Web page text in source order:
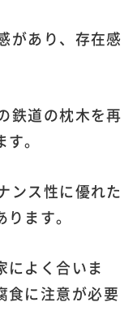
があり、存在感
鉄道の枕木を再
。
ンス性に優れた
ます。
によく合いま
食に注意が必要